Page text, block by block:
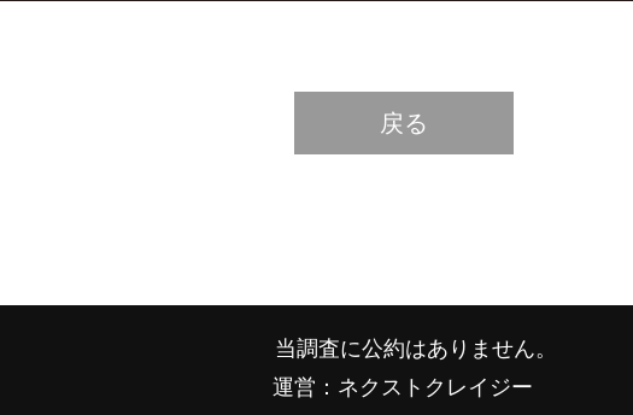
戻る
当調査に公約はありません。
運営：ネクストクレイジー